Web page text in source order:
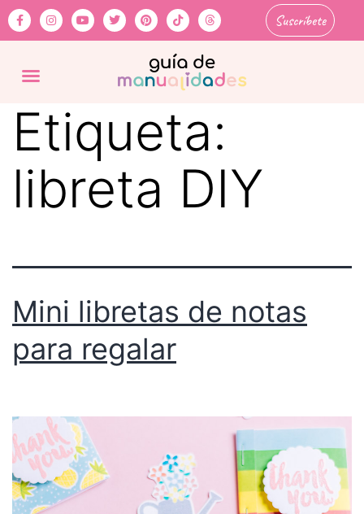
Suscríbete
Etiqueta:
libreta DIY
Mini libretas de notas
para regalar